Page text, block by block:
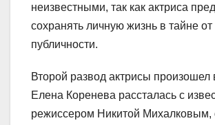
неизвестными, так как актриса
сохранять личную жизнь в тайне от
публичности.
Второй развод актрисы произошел
Елена Коренева рассталась с
режиссером Никитой Михалковым,